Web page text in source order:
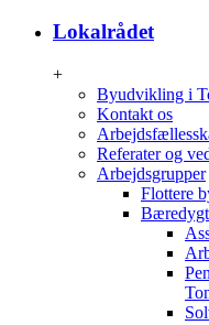
Lokalrådet
+
Byudvikling i
Kontakt os
Referater og
Arbejdsgrupper
Flottere